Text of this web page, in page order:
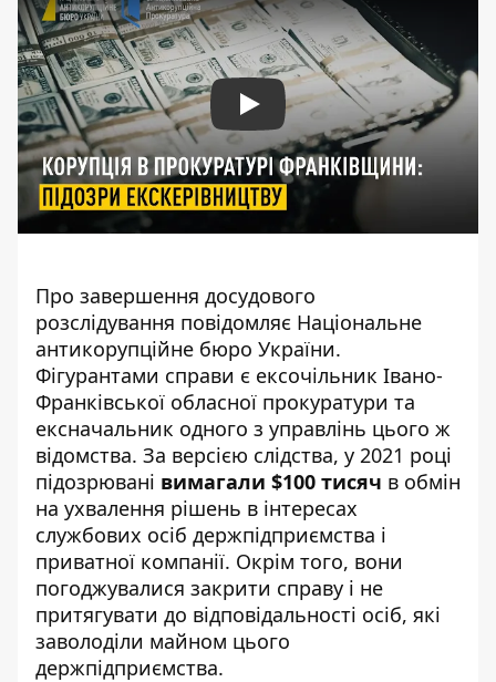
Play
Про завершення досудового
розслідування повідомляє Національне
антикорупційне бюро України.
Фігурантами справи є ексочільник Івано-
Франківської обласної прокуратури та
ексначальник одного з управлінь цього ж
відомства. За версією слідства, у 2021 році
підозрювані вимагали $100 тисяч в обмін
на ухвалення рішень в інтересах
службових осіб держпідприємства і
приватної компанії. Окрім того, вони
погоджувалися закрити справу і не
притягувати до відповідальності осіб, які
заволоділи майном цього
держпідприємства.